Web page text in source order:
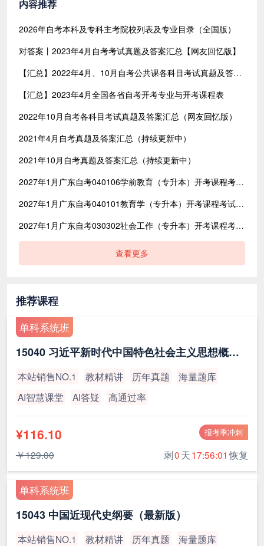
内容推荐
2026年自考本科及专科主考院校列表及专业目录（全国版）
对答案丨2023年4月自考考试真题及答案汇总【网友回忆版】
【汇总】2022年4月、10月自考公共课各科目考试真题及答案汇总（共含24科目）
【汇总】2023年4月全国各省自考开考专业与开考课程表
2022年10月自考各科目考试真题及答案汇总（网友回忆版）
2021年4月自考真题及答案汇总（持续更新中）
2021年10月自考真题及答案汇总（持续更新中）
2027年1月广东自考040106学前教育（专升本）开考课程考试时间安排表
2027年1月广东自考040101教育学（专升本）开考课程考试时间安排表
2027年1月广东自考030302社会工作（专升本）开考课程考试时间安排表
查看更多
推荐课程
单科系统班
15040 习近平新时代中国特色社会主义思想概论（最新版）
本站销售NO.1 教材精讲 历年真题
海量题库
AI智慧课堂
AI答疑 高通过率
报考季冲刺
¥116.10
￥129.00 剩0天17:56:00 恢复
单科系统班
15043 中国近现代史纲要（最新版）
本站销售NO.1 教材精讲 历年真题
海量题库